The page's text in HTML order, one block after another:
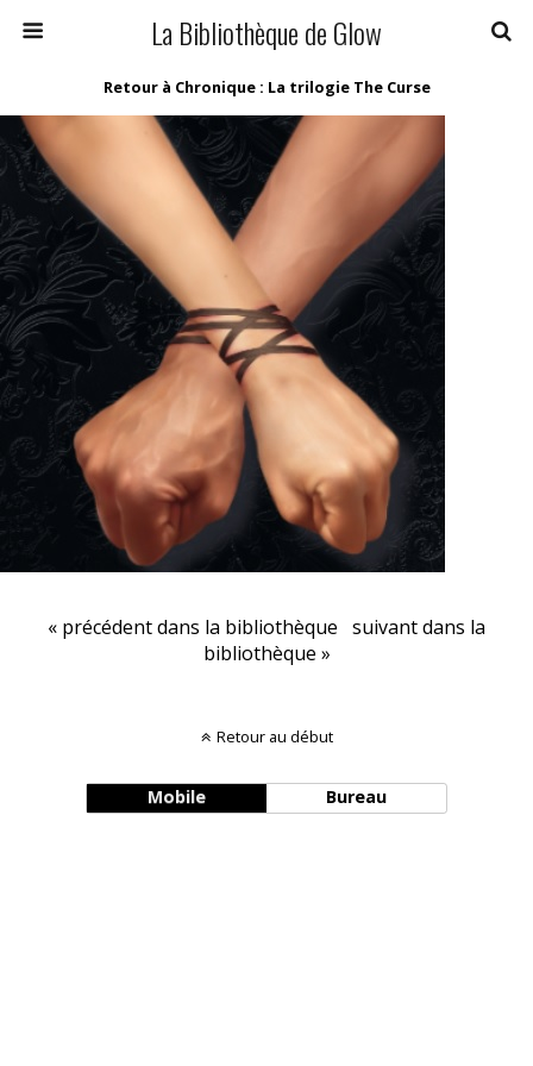
La Bibliothèque de Glow
Retour à Chronique : La trilogie The Curse
« précédent dans la bibliothèque suivant dans la
bibliothèque »
Retour au début
Mobile Bureau